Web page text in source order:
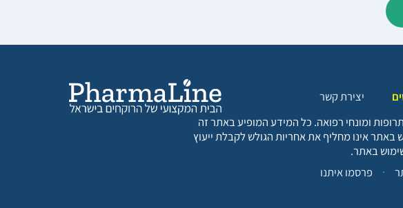
יצירת קשר
ומונחי רפואה. כל המידע המופיע באתר זה
באתר אינו מחליף את אחריות הגולש לקבלת ייעוץ
באתר.
פרסמו איתנו